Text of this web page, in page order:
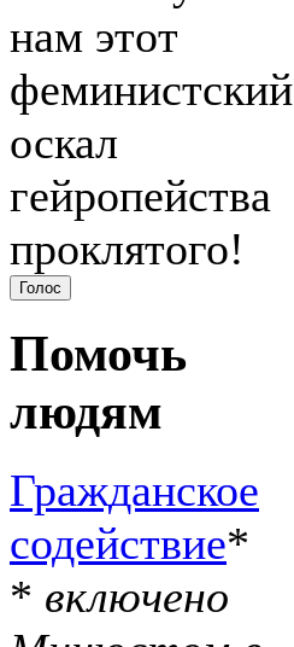
нам этот
феминистский
оскал
гейропейства
проклятого!
Помочь
людям
Гражданское
содействие*
* включено